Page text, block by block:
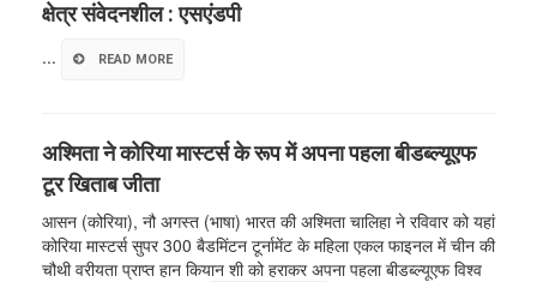
क्षेत्र संवेदनशील : एसएंडपी
... READ MORE
अश्मिता ने कोरिया मास्टर्स के रूप में अपना पहला बीडब्ल्यूएफ
टूर खिताब जीता
आसन (कोरिया), नौ अगस्त (भाषा) भारत की अश्मिता चालिहा ने रविवार को यहां
कोरिया मास्टर्स सुपर 300 बैडमिंटन टूर्नामेंट के महिला एकल फाइनल में चीन की
चौथी वरीयता प्राप्त हान कियान शी को हराकर अपना पहला बीडब्ल्यूएफ विश्व